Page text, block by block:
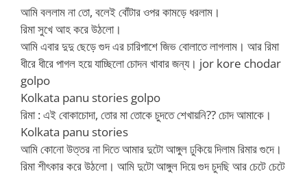
আমি বললাম না তো, বলেই বোঁটার ওপর কামড়ে ধরলাম।
রিমা সুখে আহ করে উঠলো।
আমি এবার দুদু ছেড়ে গুদ এর চারিপাশে জিভ বোলাতে লাগলাম। আর রিমা
ধীরে ধীরে পাগল হয়ে যাচ্ছিলো চোদন খাবার জন্য। jor kore chodar
golpo
Kolkata panu stories golpo
রিমা : এই বোকাচোদা, তোর মা তোকে চুদতে শেখায়নি?? চোদ আমাকে।
Kolkata panu stories
আমি কোনো উত্তর না দিতে আমার দুটো আঙ্গুল ঢুকিয়ে দিলাম রিমার গুদে।
রিমা শীৎকার করে উঠলো। আমি দুটো আঙ্গুল দিয়ে গুদ চুদছি আর চেটে চেটে